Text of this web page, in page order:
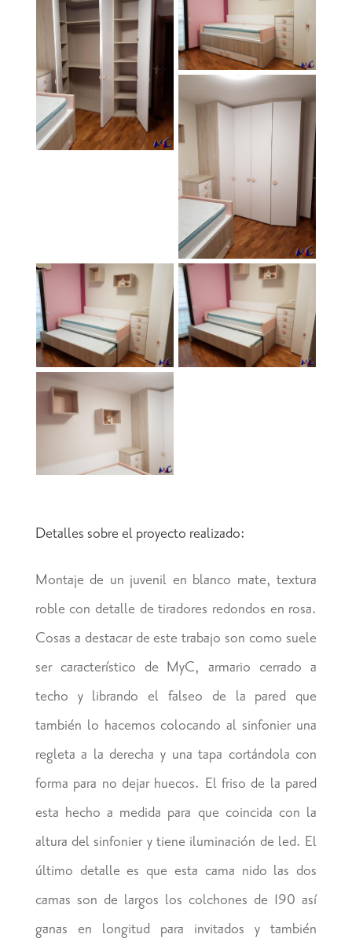
Detalles sobre el proyecto realizado:
Montaje de un juvenil en blanco mate, textura
roble con detalle de tiradores redondos en rosa.
Cosas a destacar de este trabajo son como suele
ser característico de MyC, armario cerrado a
techo y librando el falseo de la pared que
también lo hacemos colocando al sinfonier una
regleta a la derecha y una tapa cortándola con
forma para no dejar huecos. El friso de la pared
esta hecho a medida para que coincida con la
altura del sinfonier y tiene iluminación de led. El
último detalle es que esta cama nido las dos
camas son de largos los colchones de 190 así
ganas en longitud para invitados y también